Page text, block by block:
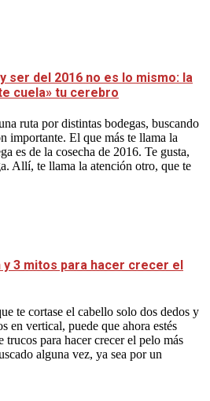
ser del 2016 no es lo mismo: la
cuela» tu cerebro
ruta por distintas bodegas, buscando
importante. El que más te llama la
es de la cosecha de 2016. Te gusta,
Allí, te llama la atención otro, que te
3 mitos para hacer crecer el
te cortase el cabello solo dos dedos y
en vertical, puede que ahora estés
trucos para hacer crecer el pelo más
alguna vez, ya sea por un